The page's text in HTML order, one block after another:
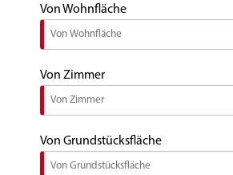
Von Wohnfläche
Von Zimmer
Von Grundstücksfläche